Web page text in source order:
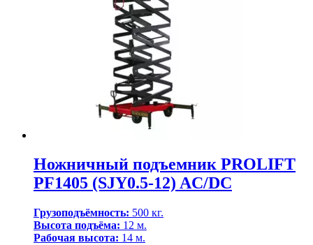
Ножничный подъемник PROLIFT
PF1405 (SJY0.5-12) AC/DC
Грузоподъёмность: 500 кг.
Высота подъёма: 12 м.
Рабочая высота: 14 м.